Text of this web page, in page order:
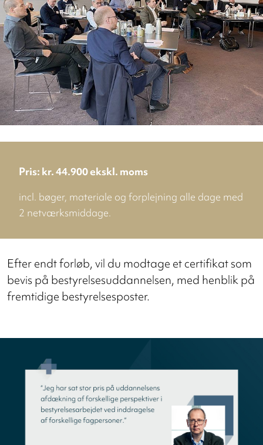
Pris: kr. 44.900 ekskl. moms
incl. bøger, materiale og forplejning alle dage med
2 netværksmiddage.
Efter endt forløb, vil du modtage et certifikat som
bevis på bestyrelsesuddannelsen, med henblik på
fremtidige bestyrelsesposter.